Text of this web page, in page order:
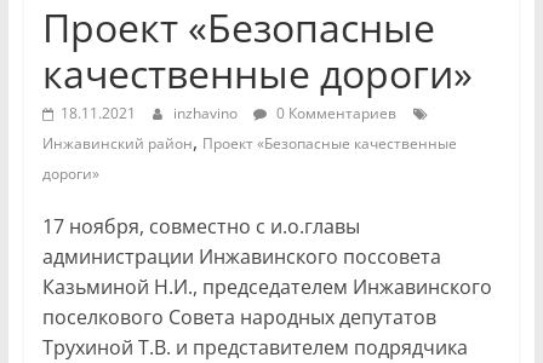
Проект «Безопасные
качественные дороги»
18.11.2021 inzhavino
0 Комментариев
Инжавинский район, Проект «Безопасные качественные
дороги»
17 ноября, совместно с и.о.главы
администрации Инжавинского поссовета
Казьминой Н.И., председателем Инжавинского
поселкового Совета народных депутатов
Трухиной Т.В. и представителем подрядчика